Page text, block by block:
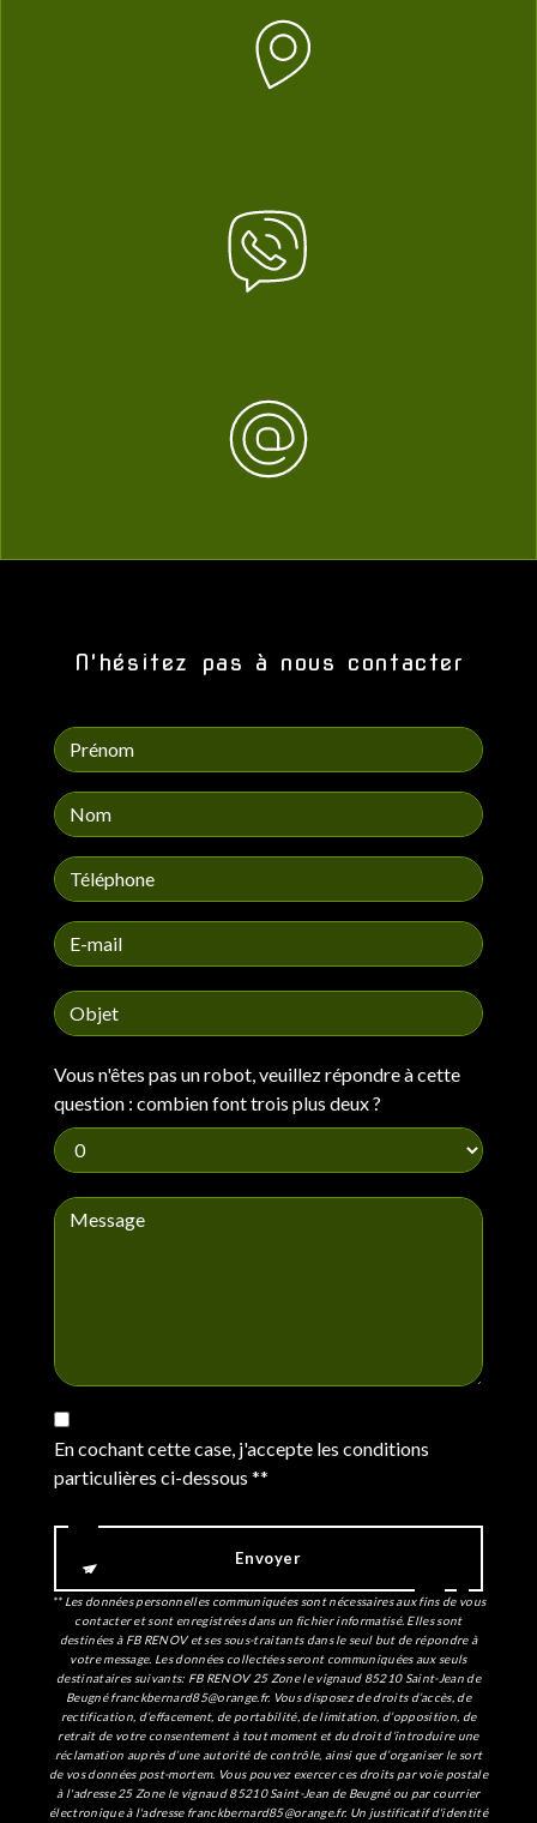
N'hésitez pas à nous contacter
Vous n'êtes pas un robot, veuillez répondre à cette
question : combien font trois plus deux ?
En cochant cette case, j'accepte les conditions
particulières ci-dessous **
Envoyer
** Les données personnelles communiquées sont nécessaires aux fins de vous
contacter et sont enregistrées dans un fichier informatisé. Elles sont
destinées à FB RENOV et ses sous-traitants dans le seul but de répondre à
votre message. Les données collectées seront communiquées aux seuls
destinataires suivants: FB RENOV 25 Zone le vignaud 85210 Saint-Jean de
Beugné franckbernard85@orange.fr. Vous disposez de droits d’accès, de
rectification, d’effacement, de portabilité, de limitation, d’opposition, de
retrait de votre consentement à tout moment et du droit d’introduire une
réclamation auprès d’une autorité de contrôle, ainsi que d’organiser le sort
de vos données post-mortem. Vous pouvez exercer ces droits par voie postale
à l'adresse 25 Zone le vignaud 85210 Saint-Jean de Beugné ou par courrier
électronique à l'adresse franckbernard85@orange.fr. Un justificatif d'identité